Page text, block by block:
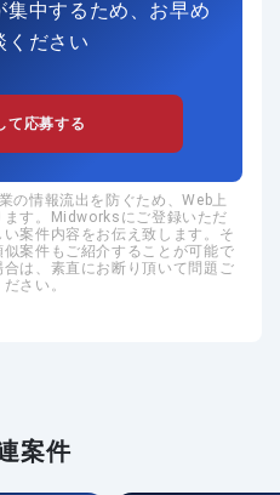
集中するため、お早め
ください
て応募する
の情報流出を防ぐため、Web上
す。Midworksにご登録いただ
案件内容をお伝え致します。そ
案件もご紹介することが可能で
は、素直にお断り頂いて問題ご
さい。
案件